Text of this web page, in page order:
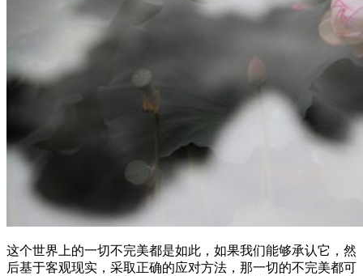
这个世界上的一切不完美都是如此，如果我们能够承认它，然
后基于客观现实，采取正确的应对方法，那一切的不完美都可